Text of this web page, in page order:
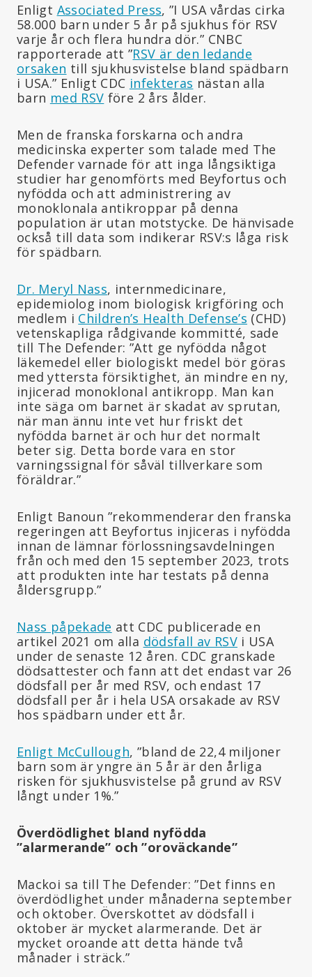
Enligt Associated Press, ”I USA vårdas cirka
58.000 barn under 5 år på sjukhus för RSV
varje år och flera hundra dör.” CNBC
rapporterade att ”RSV är den ledande
orsaken till sjukhusvistelse bland spädbarn
i USA.” Enligt CDC infekteras nästan alla
barn med RSV före 2 års ålder.
Men de franska forskarna och andra
medicinska experter som talade med The
Defender varnade för att inga långsiktiga
studier har genomförts med Beyfortus och
nyfödda och att administrering av
monoklonala antikroppar på denna
population är utan motstycke. De hänvisade
också till data som indikerar RSV:s låga risk
för spädbarn.
Dr. Meryl Nass, internmedicinare,
epidemiolog inom biologisk krigföring och
medlem i Children’s Health Defense’s (CHD)
vetenskapliga rådgivande kommitté, sade
till The Defender: ”Att ge nyfödda något
läkemedel eller biologiskt medel bör göras
med yttersta försiktighet, än mindre en ny,
injicerad monoklonal antikropp. Man kan
inte säga om barnet är skadat av sprutan,
när man ännu inte vet hur friskt det
nyfödda barnet är och hur det normalt
beter sig. Detta borde vara en stor
varningssignal för såväl tillverkare som
föräldrar.”
Enligt Banoun ”rekommenderar den franska
regeringen att Beyfortus injiceras i nyfödda
innan de lämnar förlossningsavdelningen
från och med den 15 september 2023, trots
att produkten inte har testats på denna
åldersgrupp.”
Nass påpekade att CDC publicerade en
artikel 2021 om alla dödsfall av RSVi USA
under de senaste 12 åren. CDC granskade
dödsattester och fann att det endast var 26
dödsfall per år med RSV, och endast 17
dödsfall per år i hela USA orsakade av RSV
hos spädbarn under ett år.
Enligt McCullough, ”bland de 22,4 miljoner
barn som är yngre än 5 år är den årliga
risken för sjukhusvistelse på grund av RSV
långt under 1%.”
Överdödlighet bland nyfödda
”alarmerande” och ”oroväckande”
Mackoi sa till The Defender: ”Det finns en
överdödlighet under månaderna september
och oktober. Överskottet av dödsfall i
oktober är mycket alarmerande. Det är
mycket oroande att detta hände två
månader i sträck.”